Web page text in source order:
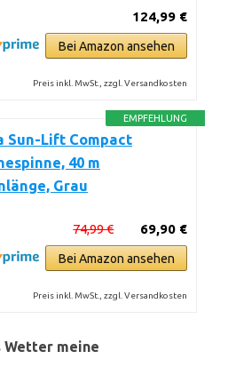
124,99 €
Bei Amazon ansehen
Preis inkl. MwSt., zzgl. Versandkosten
EMPFEHLUNG
Sun-Lift Compact
40 m
Grau
69,90 €
74,99 €
Bei Amazon ansehen
Preis inkl. MwSt., zzgl. Versandkosten
Wetter meine